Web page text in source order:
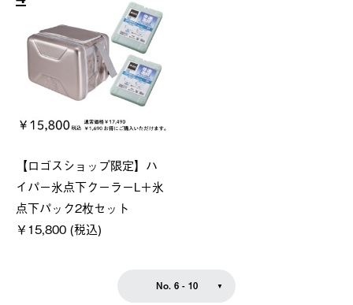
【ロゴスショップ限定】ハ
イパー氷点下クーラーL＋氷
点下パック2枚セット
￥15,800 (税込)
No. 6 - 10